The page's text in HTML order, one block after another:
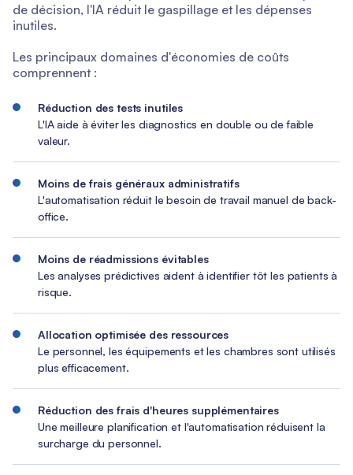
de décision, l'IA réduit le gaspillage et les dépenses
inutiles.
Les principaux domaines d'économies de coûts
comprennent :
Réduction des tests inutiles
L'IA aide à éviter les diagnostics en double ou de faible
valeur.
Moins de frais généraux administratifs
L'automatisation réduit le besoin de travail manuel de back-
office.
Moins de réadmissions évitables
Les analyses prédictives aident à identifier tôt les patients à
risque.
Allocation optimisée des ressources
Le personnel, les équipements et les chambres sont utilisés
plus efficacement.
Réduction des frais d'heures supplémentaires
Une meilleure planification et l'automatisation réduisent la
surcharge du personnel.